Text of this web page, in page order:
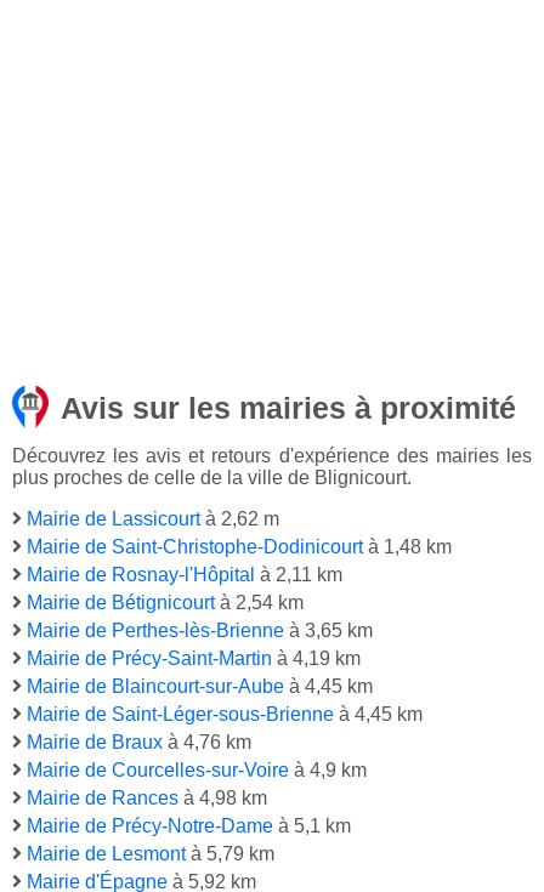
Avis sur les mairies à proximité
Découvrez les avis et retours d'expérience des mairies les
plus proches de celle de la ville de Blignicourt.
Mairie de Lassicourtà 2,62 m
Mairie de Saint-Christophe-Dodinicourtà 1,48 km
Mairie de Rosnay-l'Hôpital à 2,11 km
Mairie de Bétignicourtà 2,54 km
Mairie de Perthes-lès-Brienne à 3,65 km
Mairie de Précy-Saint-Martin à 4,19 km
Mairie de Blaincourt-sur-Aube à 4,45 km
Mairie de Saint-Léger-sous-Brienne à 4,45 km
Mairie de Braux à 4,76 km
Mairie de Courcelles-sur-Voire à 4,9 km
Mairie de Rances à 4,98 km
Mairie de Précy-Notre-Dame à 5,1 km
Mairie de Lesmontà 5,79 km
Mairie d'Épagne à 5,92 km